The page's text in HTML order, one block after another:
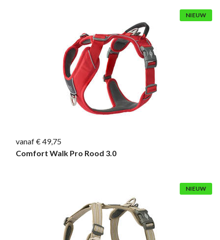
NIEUW
vanaf € 49,75
Comfort Walk Pro Rood 3.0
NIEUW